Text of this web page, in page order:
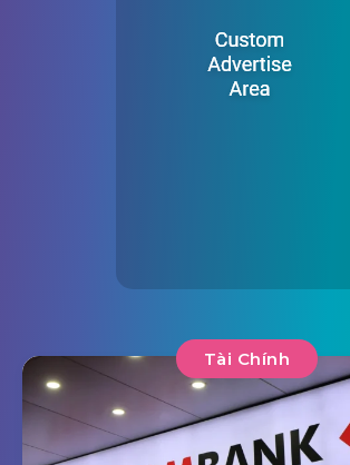
Tài Chính